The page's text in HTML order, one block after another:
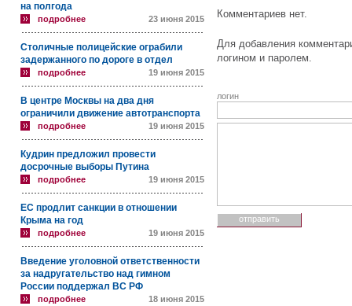
на полгода
подробнее 23 июня 2015
Столичные полицейские ограбили
задержанного по дороге в отдел
подробнее 19 июня 2015
В центре Москвы на два дня
ограничили движение автотранспорта
подробнее 19 июня 2015
Кудрин предложил провести
досрочные выборы Путина
подробнее 19 июня 2015
ЕС продлит санкции в отношении
Крыма на год
подробнее 19 июня 2015
Введение уголовной ответственности
за надругательство над гимном
России поддержал ВС РФ
подробнее 18 июня 2015
Комментариев нет.
Для добавления
логином и паролем.
логин